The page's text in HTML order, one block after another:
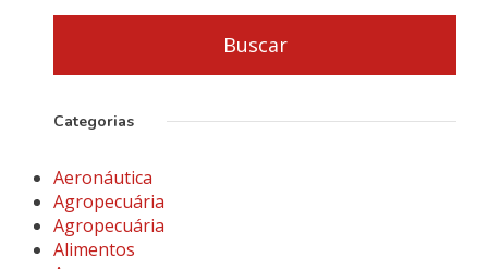
Categorias
Aeronáutica
Agropecuária
Agropecuária
Alimentos